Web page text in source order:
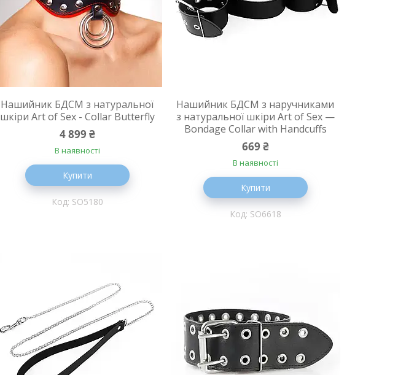
Нашийник БДСМ з натуральної
шкіри Art of Sex - Collar Butterfly
4 899 ₴
В наявності
Купити
SO5180
Нашийник БДСМ з наручниками
з натуральної шкіри Art of Sex —
Bondage Collar with Handcuffs
669 ₴
В наявності
Купити
SO6618